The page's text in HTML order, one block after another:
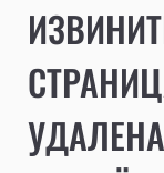
УДАЛЕНА